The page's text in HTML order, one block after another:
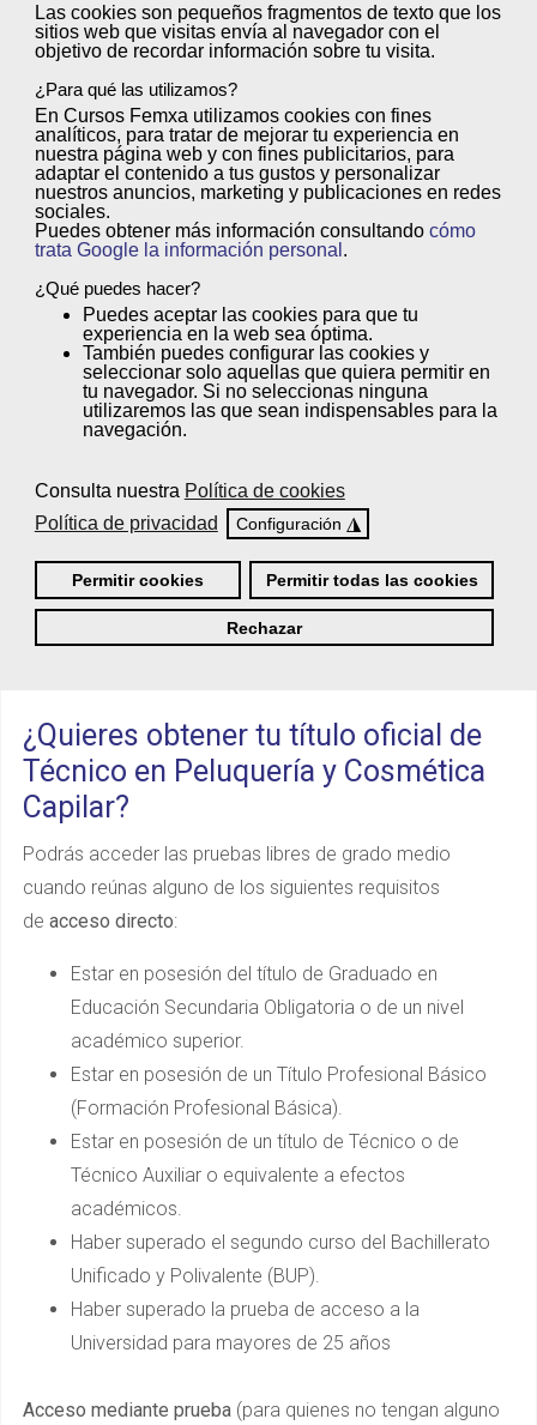
Las cookies son pequeños fragmentos de textoque los
sitios web que visitas envía al navegadorcon el
objetivo de recordar información sobre tu visita.
¿Para qué las utilizamos?
En Cursos Femxa utilizamos cookies con fines
analíticos, para tratar de mejorar tu experiencia en
nuestra página web y con fines publicitarios, para
adaptar el contenido a tus gustos y personalizar
nuestros anuncios, marketing y publicaciones en redes
sociales.
Puedes obtener más información consultando cómo
trata Google la información personal .
¿Qué puedes hacer?
Puedes aceptarlas cookies para que tu
experiencia en la web sea óptima.
También puedes configurarlas cookies y
seleccionar solo aquellas que quiera permitir en
tu navegador. Si no seleccionas ninguna
utilizaremos las que sean indispensables para la
navegación.
Consulta nuestra Política de cookies
Política de privacidad
Configuración ◮
Permitir cookies Permitir todas las cookies
Rechazar
Titulación Oficial del Ministerio de
Educación, Formación Profesional y
Deportes
Una vez finalizado el curso, puedes presentarte a las
Comunidad Autónoma para obtener unTítulo de
Formación Profesional de grado D (Ciclo Formativo de
Grado Medio) con validez en todo el territorio nacional.
competencias profesionales
adquiridas y obtener una
. Desde Femxa Escuelas
Profesionales te asesoraremos en todo
el proceso.¡Pregúntanos!
¿Quieres obtener tu título oficial de
Técnico en Peluquería y Cosmética
Capilar?
Podrás acceder las pruebas libres de grado medio
cuando reúnas alguno de los siguientes requisitos
de acceso directo:
Estar en posesión del título de Graduado en
Educación Secundaria Obligatoria o de un nivel
académico superior.
Estar en posesión de un Título Profesional Básico
(Formación Profesional Básica).
Estar en posesión de un título de Técnico o de
Técnico Auxiliar o equivalente a efectos
académicos.
Haber superado el segundo curso del Bachillerato
Unificado y Polivalente (BUP).
Haber superado la prueba de acceso a la
Universidad para mayores de 25 años
Acceso mediante prueba (para quienes no tengan alguno